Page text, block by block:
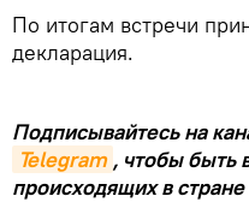
По итогам встречи
декларация.
Подписывайтесь на
Telegram , чтобы быть
происходящих в